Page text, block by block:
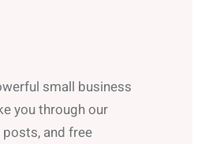
small business
you through our
and free